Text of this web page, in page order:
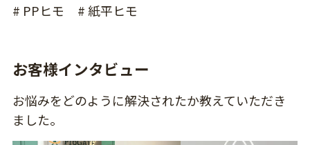
# PPヒモ
# 紙平ヒモ
お客様インタビュー
お悩みをどのように解決されたか教えていただき
ました。